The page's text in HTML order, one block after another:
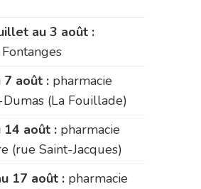
au 3 août :
7 août : pharmacie
(La Fouillade)
14 août : pharmacie
(rue Saint-Jacques)
17 août : pharmacie